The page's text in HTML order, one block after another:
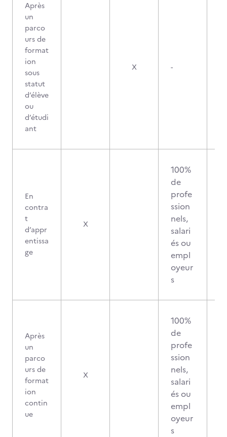
Après
un
parco
urs de
format
ion
sous
statut
d’élève
ou
d’étudi
ant
X -
En
contra
t
d’appr
entissa
ge
X
100%
de
profe
ssion
nels,
salari
és ou
empl
oyeur
s
Après
un
parco
urs de
format
ion
contin
ue
X
100%
de
profe
ssion
nels,
salari
és ou
empl
oyeur
s